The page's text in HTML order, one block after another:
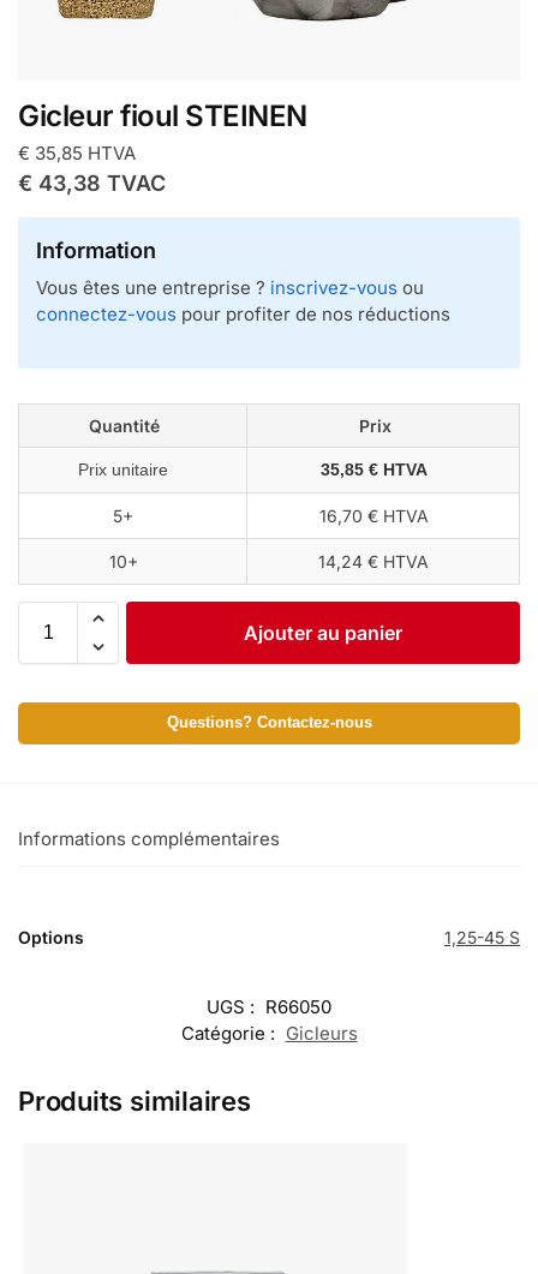
Gicleur fioul STEINEN
€ 35,85 HTVA
€ 43,38 TVAC
Information
Vous êtes une entreprise ? inscrivez-vous ou
connectez-vous pour profiter de nos réductions
Quantité Prix
Prix unitaire 35,85 € HTVA
5+ 16,70 € HTVA
10+ 14,24 € HTVA
Ajouter au panier
Questions? Contactez-nous
Informations complémentaires
Options 1,25-45 S
UGS : R66050
Catégorie : Gicleurs
Produits similaires